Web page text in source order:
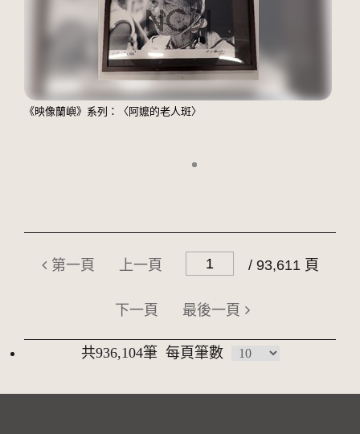
《映像蘭嶼》系列：〈阿嬤的老人斑〉
第一頁 上一頁 / 93,611 頁
下一頁 最後一頁
共936,104筆 每頁筆數